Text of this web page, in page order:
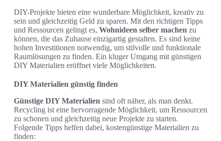
DIY-Projekte bieten eine wunderbare Möglichkeit, kreativ zu
sein und gleichzeitig Geld zu sparen. Mit den richtigen Tipps
und Ressourcen gelingt es, Wohnideen selber machen zu
können, die das Zuhause einzigartig gestalten. Es sind keine
hohen Investitionen notwendig, um stilvolle und funktionale
Raumlösungen zu finden. Ein kluger Umgang mit günstigen
DIY Materialien eröffnet viele Möglichkeiten.
DIY Materialien günstig finden
Günstige DIY Materialien sind oft näher, als man denkt.
Recycling ist eine hervorragende Möglichkeit, um Ressourcen
zu schonen und gleichzeitig neue Projekte zu starten.
Folgende Tipps helfen dabei, kostengünstige Materialien zu
finden: